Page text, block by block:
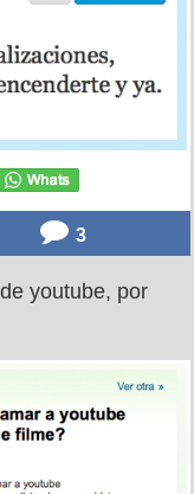
3
youtube, por